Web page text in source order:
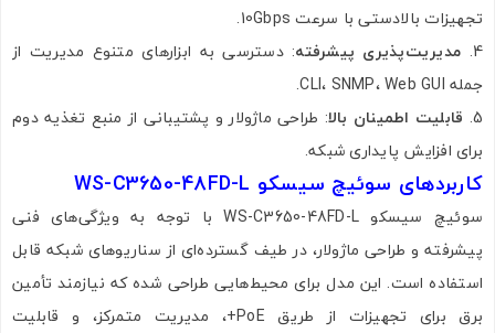
تجهیزات بالادستی با سرعت 10Gbps.
مدیریت‌پذیری پیشرفته: دسترسی به ابزارهای متنوع مدیریت از
جمله CLI، SNMP، Web GUI.
قابلیت اطمینان بالا: طراحی ماژولار و پشتیبانی از منبع تغذیه دوم
برای افزایش پایداری شبکه.
کاربردهای سوئیچ سیسکو WS-C3650-48FD-L
سوئیچ سیسکو WS-C3650-48FD-L با توجه به ویژگی‌های فنی
پیشرفته و طراحی ماژولار، در طیف گسترده‌ای از سناریوهای شبکه قابل
استفاده است. این مدل برای محیط‌هایی طراحی شده که نیازمند تأمین
برق برای تجهیزات از طریق PoE+، مدیریت متمرکز، و قابلیت